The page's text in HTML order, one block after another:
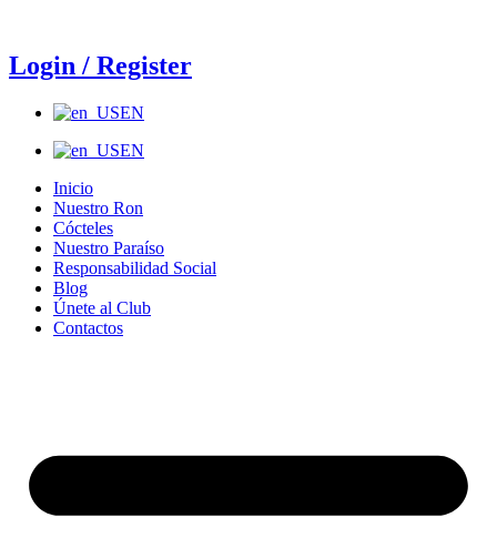
contenido
Login / Register
EN
EN
Inicio
Nuestro Ron
Cócteles
Nuestro Paraíso
Responsabilidad Social
Blog
Únete al Club
Contactos